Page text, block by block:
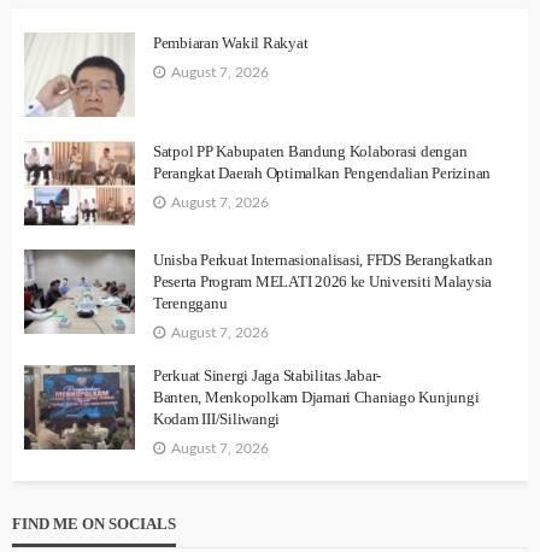
Pembiaran Wakil Rakyat
August 7, 2026
Satpol PP Kabupaten Bandung Kolaborasi dengan
Perangkat Daerah Optimalkan Pengendalian Perizinan
August 7, 2026
Unisba Perkuat Internasionalisasi, FFDS Berangkatkan
Peserta Program MELATI 2026 ke Universiti Malaysia
Terengganu
August 7, 2026
Perkuat Sinergi Jaga Stabilitas Jabar-
Banten, Menkopolkam Djamari Chaniago Kunjungi
Kodam III/Siliwangi
August 7, 2026
FIND ME ON SOCIALS